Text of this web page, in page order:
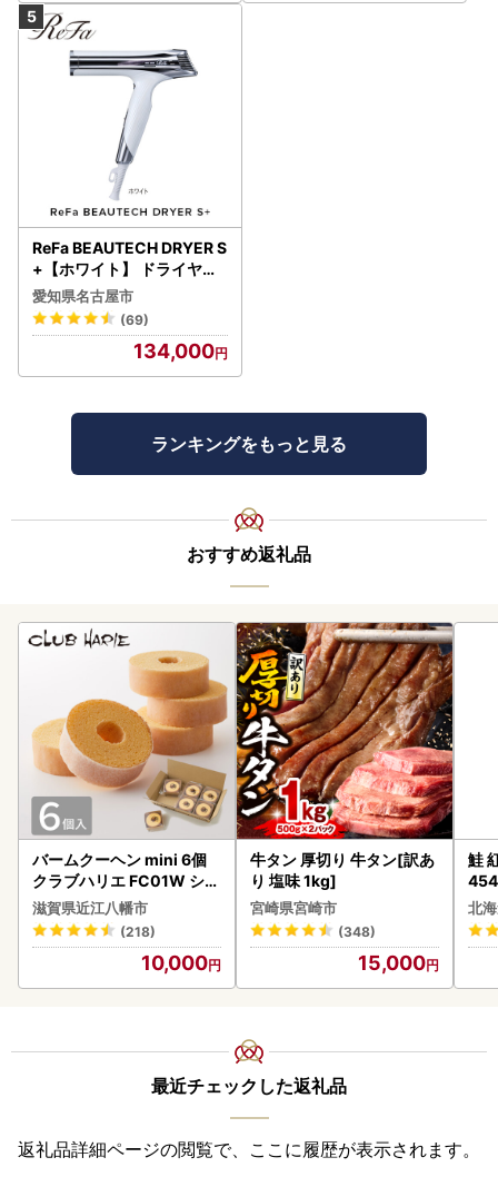
ReFa BEAUTECH DRYER S
+【ホワイト】 ドライヤー
美容 家電 ドライヤー リフ
ァ
愛知県名古屋市
(69)
134,000
ランキングをもっと見る
おすすめ返礼品
バームクーヘン mini 6個
クラブハリエ FC01W シェ
アボックス バウムクーヘ
ン
滋賀県近江八幡市
(218)
10,000
牛タン 厚切り 牛タン[訳あ
り 塩味 1kg]
宮崎県宮崎市
(348)
15,000
鮭
454
北
最近チェックした返礼品
返礼品詳細ページの閲覧で、ここに履歴が表示されます。